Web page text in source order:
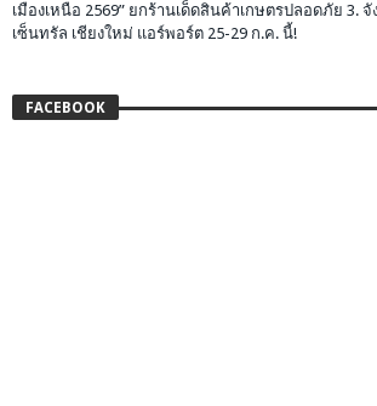
เมืองเหนือ 2569” ยกร้านเด็ดสินค้าเกษตรปลอดภัย 3.
เซ็นทรัล เชียงใหม่ แอร์พอร์ต 25-29 ก.ค. นี้!
FACEBOOK